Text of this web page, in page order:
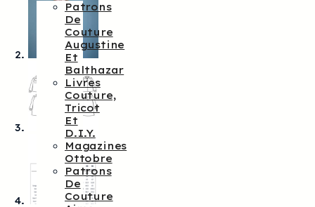
Patrons
De
Couture
Augustine
Et
Balthazar
Livres
Couture,
Tricot
Et
D.I.Y.
Magazines
Ottobre
Patrons
De
Couture